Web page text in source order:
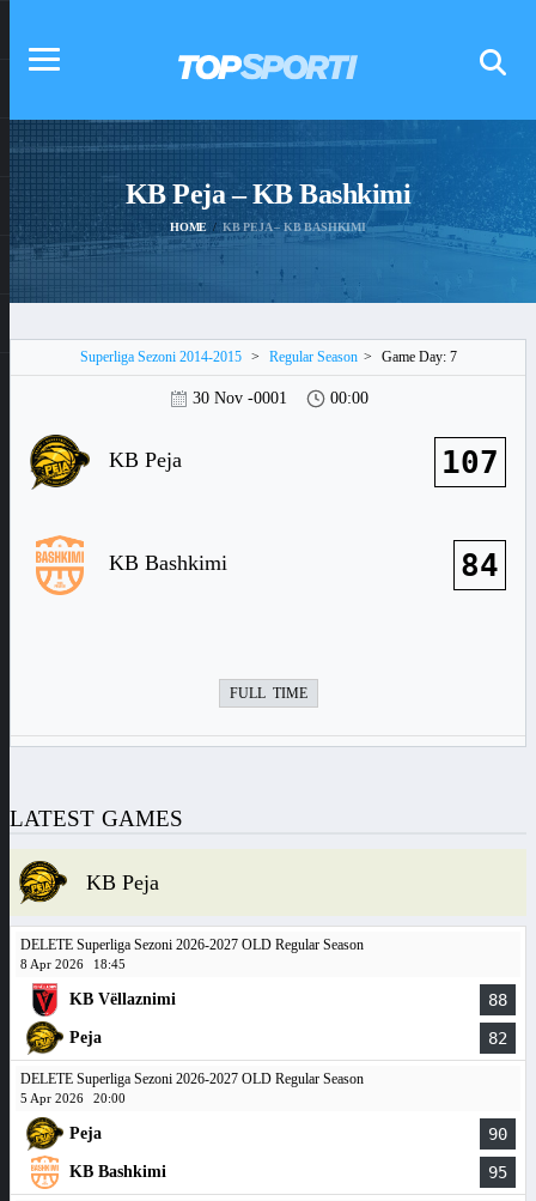
KB Peja – KB Bashkimi
HOME KB PEJA – KB BASHKIMI
Superliga Sezoni 2014-2015 > Regular Season > Game Day: 7
30 Nov -0001 00:00
KB Peja 107
KB Bashkimi 84
FULL TIME
LATEST GAMES
KB Peja
DELETE Superliga Sezoni 2026-2027 OLD Regular Season
8 Apr 2026 18:45
KB Vëllaznimi 88
Peja 82
DELETE Superliga Sezoni 2026-2027 OLD Regular Season
5 Apr 2026 20:00
Peja 90
KB Bashkimi 95